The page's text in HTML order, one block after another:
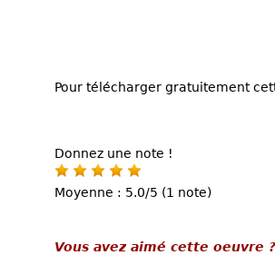
Pour télécharger gratuitement
Donnez une note !
Moyenne : 5.0/5 (1 note)
Vous avez aimé cette oeuvre ?